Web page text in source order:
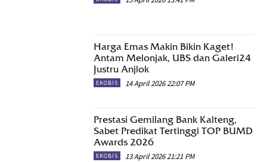
Harga Emas Makin Bikin Kaget!
Antam Melonjak, UBS dan Galeri24
Justru Anjlok
EKOBIS 14 April 2026 22:07 PM
Prestasi Gemilang Bank Kalteng,
Sabet Predikat Tertinggi TOP BUMD
Awards 2026
EKOBIS 13 April 2026 21:21 PM